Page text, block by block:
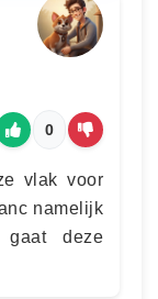
0
vlak voor
namelijk
gaat deze